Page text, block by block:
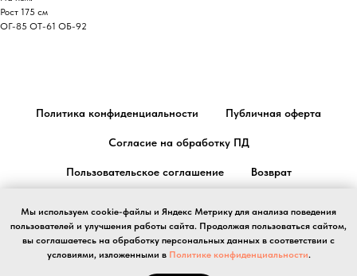
Рост 175 см
ОГ-85 ОТ-61 ОБ-92
Политика конфиденциальности Публичная оферта
Согласие на обработку ПД
Пользовательское соглашение Возврат
Мы используем cookie-файлы и Яндекс Метрику для анализа поведения
пользователей и улучшения работы сайта. Продолжая пользоваться сайтом,
вы соглашаетесь на обработку персональных данных в соответствии с
условиями, изложенными в Политике конфиденциальности.